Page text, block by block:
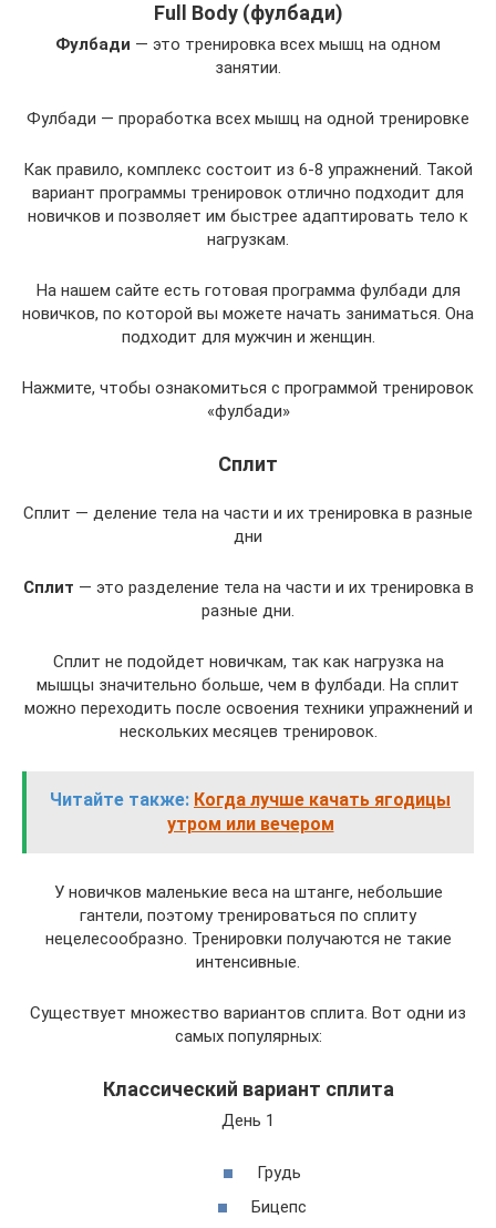
Full Body (фулбади)
Фулбади — это тренировка всех мышц на одном
занятии.
Фулбади — проработка всех мышц на одной тренировке
Как правило, комплекс состоит из 6-8 упражнений. Такой
вариант программы тренировок отлично подходит для
новичков и позволяет им быстрее адаптировать тело к
нагрузкам.
На нашем сайте есть готовая программа фулбади для
новичков, по которой вы можете начать заниматься. Она
подходит для мужчин и женщин.
Нажмите, чтобы ознакомиться с программой тренировок
«фулбади»
Сплит
Сплит — деление тела на части и их тренировка в разные
дни
Сплит — это разделение тела на части и их тренировка в
разные дни.
Сплит не подойдет новичкам, так как нагрузка на
мышцы значительно больше, чем в фулбади. На сплит
можно переходить после освоения техники упражнений и
нескольких месяцев тренировок.
Читайте также: Когда лучше качать ягодицы
утром или вечером
У новичков маленькие веса на штанге, небольшие
гантели, поэтому тренироваться по сплиту
нецелесообразно. Тренировки получаются не такие
интенсивные.
Существует множество вариантов сплита. Вот одни из
самых популярных:
Классический вариант сплита
День 1
Грудь
Бицепс